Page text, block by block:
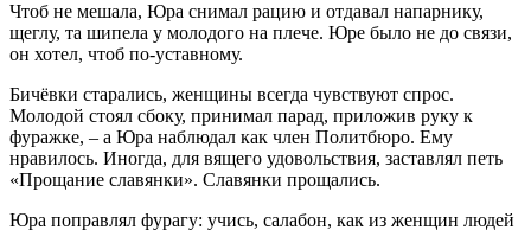
Чтоб не мешала, Юра снимал рацию и отдавал напарнику,
щеглу, та шипела у молодого на плече. Юре было не до связи,
он хотел, чтоб по-уставному.
Бичёвки старались, женщины всегда чувствуют спрос.
Молодой стоял сбоку, принимал парад, приложив руку к
фуражке, – а Юра наблюдал как член Политбюро. Ему
нравилось. Иногда, для вящего удовольствия, заставлял петь
«Прощание славянки». Славянки прощались.
Юра поправлял фурагу: учись, салабон, как из женщин людей